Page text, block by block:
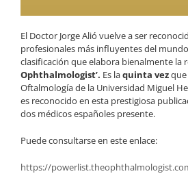
El Doctor Jorge Alió vuelve a ser
profesionales más influyentes del
clasificación que elabora bienalmente la
Ophthalmologist’. Es laquinta vez
Oftalmología de la Universidad Miguel
es reconocido en esta prestigiosa
dos médicos españoles presente.
Puede consultarse en este enlace:
https://